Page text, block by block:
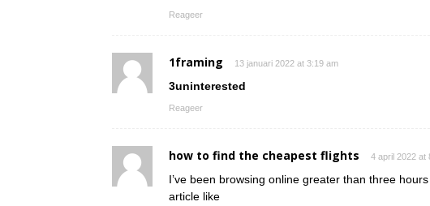
Reageer
1framing 13 januari 2022 at 3:19 am
3uninterested
Reageer
how to find the cheapest flights 4 april 2022 at
I’ve been browsing online greater than three
article like